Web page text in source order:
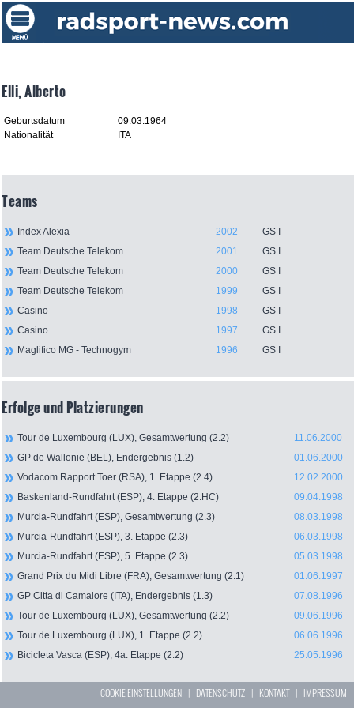
Elli, Alberto
Geburtsdatum
09.03.1964
Nationalität
ITA
Teams
Index Alexia 2002
GS I
Team Deutsche Telekom
2001
GS I
Team Deutsche Telekom
2000
GS I
Team Deutsche Telekom
1999
GS I
Casino
1998
GS I
Casino
1997
GS I
Maglifico MG - Technogym
1996 GS I
Erfolge und Platzierungen
Tour de Luxembourg (LUX), Gesamtwertung (2.2)
11.06.2000
GP de Wallonie (BEL), Endergebnis (1.2)
01.06.2000
Vodacom Rapport Toer (RSA), 1. Etappe (2.4)
12.02.2000
Baskenland-Rundfahrt (ESP), 4. Etappe (2.HC)
09.04.1998
Murcia-Rundfahrt (ESP), Gesamtwertung (2.3)
08.03.1998
Murcia-Rundfahrt (ESP), 3. Etappe (2.3)
06.03.1998
Murcia-Rundfahrt (ESP), 5. Etappe (2.3)
05.03.1998
Grand Prix du Midi Libre (FRA), Gesamtwertung (2.1)
01.06.1997
GP Citta di Camaiore (ITA), Endergebnis (1.3)
07.08.1996
Tour de Luxembourg (LUX), Gesamtwertung (2.2)
09.06.1996
Tour de Luxembourg (LUX), 1. Etappe (2.2)
06.06.1996
Bicicleta Vasca (ESP), 4a. Etappe (2.2)
25.05.1996
COOKIE EINSTELLUNGEN | DATENSCHUTZ | KONTAKT| IMPRESSUM